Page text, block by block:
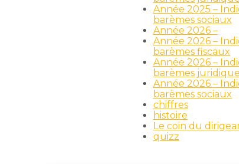
Année 2025 –
barèmes sociaux
Année 2026 –
Année 2026 –
barèmes fiscaux
Année 2026 –
barèmes
Année 2026 –
barèmes sociaux
chiffres
histoire
Le coin du
quizz